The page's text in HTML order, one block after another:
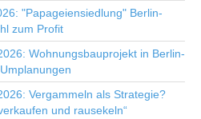
"Papageiensiedlung" Berlin-
zum Profit
Wohnungsbauprojekt in Berlin-
Vergammeln als Strategie?
und rausekeln“